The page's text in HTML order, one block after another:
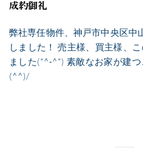
成約御礼
弊社専任物件、神戸市中央区
しました！ 売主様、買主様、
ました(*^-^*) 素敵なお家が建
(^^)/